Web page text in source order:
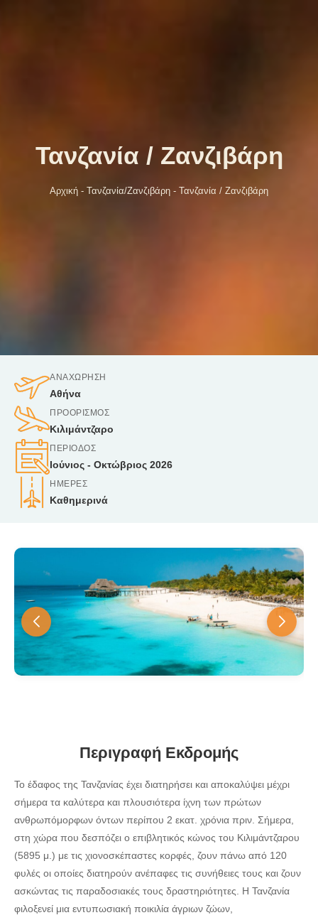
Τανζανία / Ζανζιβάρη
Αρχική - Τανζανία/Ζανζιβάρη - Τανζανία / Ζανζιβάρη
ΑΝΑΧΏΡΗΣΗ
Αθήνα
ΠΡΟΟΡΙΣΜΌΣ
Κιλιμάντζαρο
ΠΕΡΊΟΔΟΣ
Ιούνιος - Οκτώβριος 2026
ΗΜΈΡΕΣ
Καθημερινά
Περιγραφή Εκδρομής
Το έδαφος της Τανζανίας έχει διατηρήσει και αποκαλύψει μέχρι
σήμερα τα καλύτερα και πλουσιότερα ίχνη των πρώτων
ανθρωπόμορφων όντων περίπου 2 εκατ. χρόνια πριν. Σήμερα,
στη χώρα που δεσπόζει ο επιβλητικός κώνος του Κιλιμάντζαρου
(5895 μ.) με τις χιονοσκέπαστες κορφές, ζουν πάνω από 120
φυλές οι οποίες διατηρούν ανέπαφες τις συνήθειες τους και ζουν
ασκώντας τις παραδοσιακές τους δραστηριότητες. Η Τανζανία
φιλοξενεί μια εντυπωσιακή ποικιλία άγριων ζώων,